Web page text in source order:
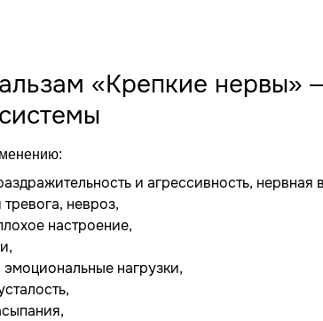
«Крепкие нервы»
и агрессивность, нервная
невроз,
настроение,
нагрузки,